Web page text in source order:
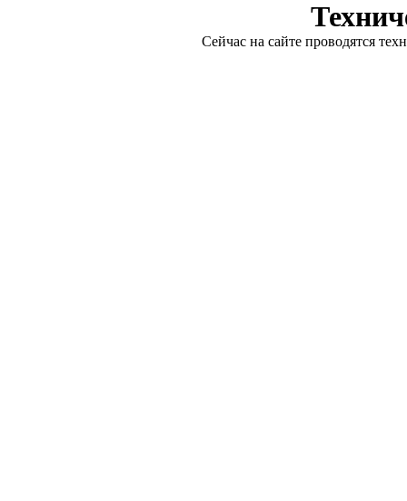
Сейчас на сайте проводятся